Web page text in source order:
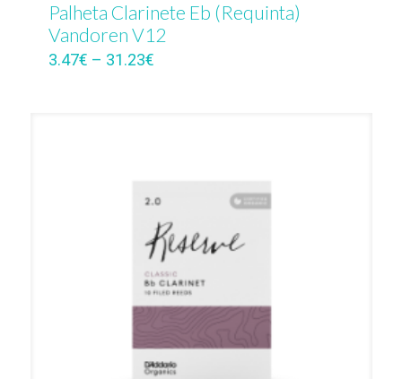
Palheta Clarinete Eb (Requinta)
Vandoren V12
3.47€ – 31.23€